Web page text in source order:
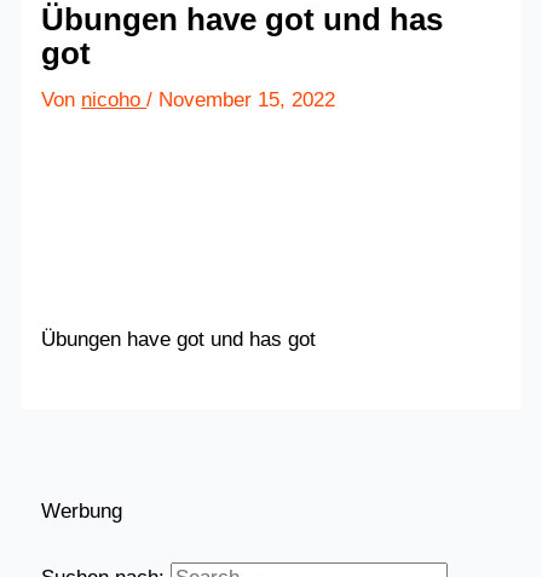
Übungen have got und has
got
Von nicoho/ November 15, 2022
Übungen have got und has got
Werbung